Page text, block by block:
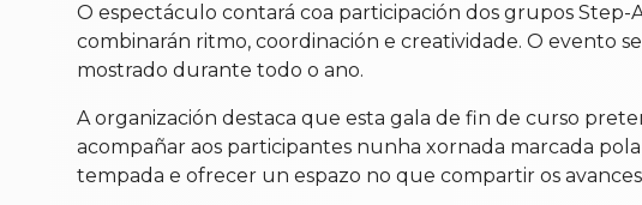
O espectáculo contará coa participación dos grupos Step-
combinarán ritmo, coordinación e creatividade. O evento
mostrado durante todo o ano.
A organización destaca que esta gala de fin de curso
acompañar aos participantes nunha xornada marcada
tempada e ofrecer un espazo no que compartir os